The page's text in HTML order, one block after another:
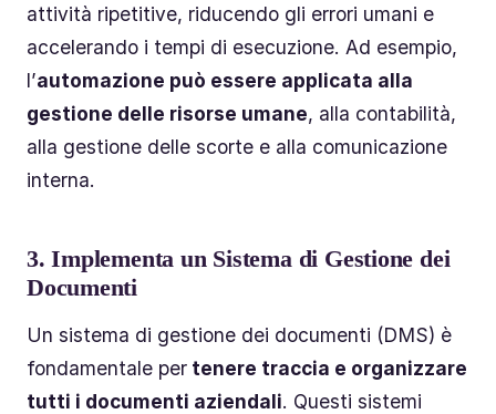
attività ripetitive, riducendo gli errori umani e
accelerando i tempi di esecuzione. Ad esempio,
l’automazione può essere applicata alla
gestione delle risorse umane, alla contabilità,
alla gestione delle scorte e alla comunicazione
interna.
3.Implementa un Sistema di Gestione dei
Documenti
Un sistema di gestione dei documenti (DMS) è
fondamentale per tenere traccia e organizzare
tutti i documenti aziendali. Questi sistemi